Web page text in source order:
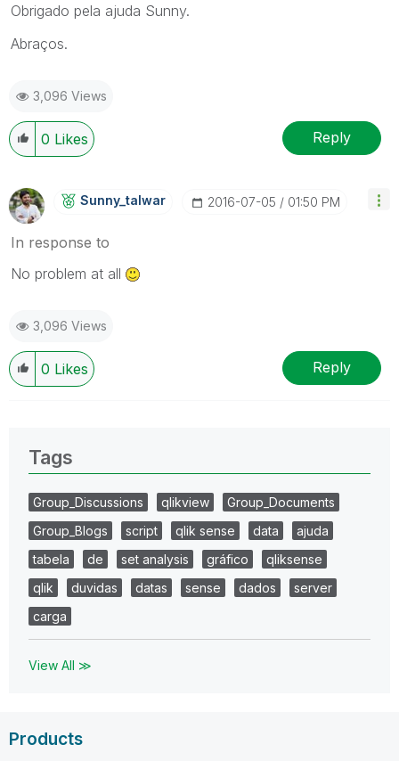
Obrigado pela ajuda Sunny.
Abraços.
3,096 Views
0 Likes Reply
Sunny_talwar ‎2016-07-05 01:50 PM
In response to
No problem at all
3,096 Views
0 Likes Reply
Tags
Group_Discussions qlikview
Group_Documents
Group_Blogs
script qlik sense data
ajuda
tabela
de set analysis gráfico
qliksense
qlik
duvidas datas sense dados
server
carga
View All ≫
Products